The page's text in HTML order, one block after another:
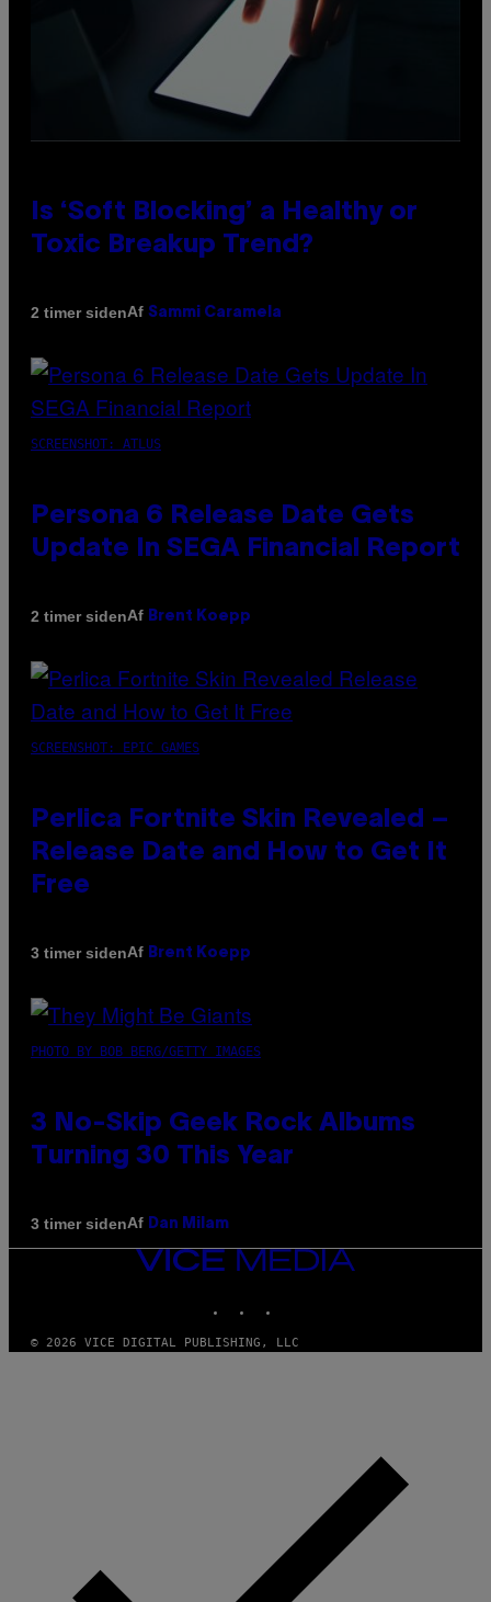
Is ‘Soft Blocking’ a Healthy or
Toxic Breakup Trend?
2 timer sidenAf Sammi Caramela
SCREENSHOT: ATLUS
Persona 6 Release Date Gets
Update In SEGA Financial Report
2 timer sidenAf Brent Koepp
SCREENSHOT: EPIC GAMES
Perlica Fortnite Skin Revealed –
Release Date and How to Get It
Free
3 timer sidenAf Brent Koepp
PHOTO BY BOB BERG/GETTY IMAGES
3 No-Skip Geek Rock Albums
Turning 30 This Year
3 timer sidenAf Dan Milam
VICE
© 2026 VICE DIGITAL PUBLISHING, LLC